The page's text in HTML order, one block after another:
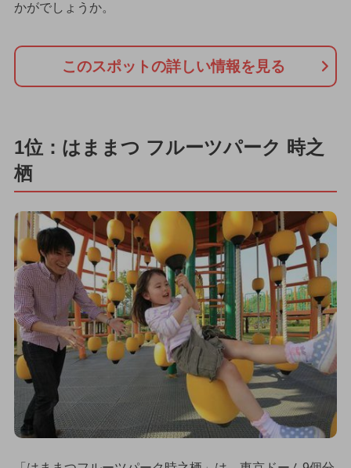
かがでしょうか。
このスポットの詳しい情報を見る
1位：はままつ フルーツパーク 時之
栖